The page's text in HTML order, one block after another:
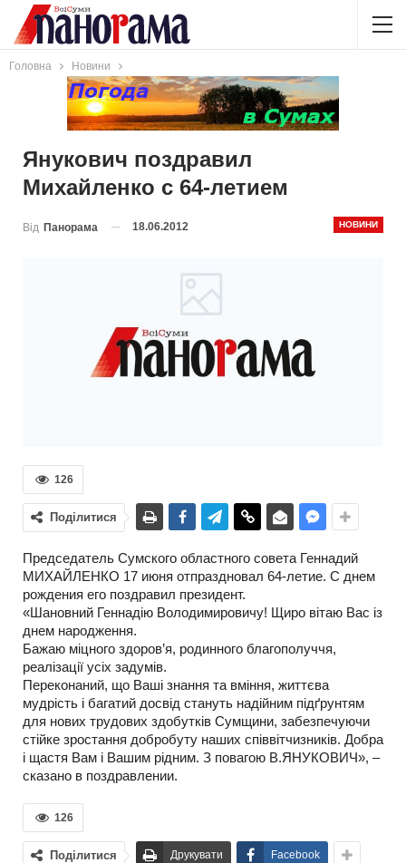
Головна Новини
Янукович поздравил
Михайленко с 64-летием
НОВИНИ
Від Панорама 18.06.2012
126
Поділитися
Председатель Сумского областного совета Геннадий
МИХАЙЛЕНКО 17 июня отпраздновал 64-летие. С днем
рождения его поздравил президент.
«Шановний Геннадію Володимировичу! Щиро вітаю Вас із
днем народження.
Бажаю міцного здоров’я, родинного благополуччя,
реалізації усіх задумів.
Переконаний, що Ваші знання та вміння, життєва
мудрість і багатий досвід стануть надійним підґрунтям
для нових трудових здобутків Сумщини, забезпечуючи
стійке зростання добробуту наших співвітчизників. Добра
і щастя Вам і Вашим рідним. З повагою В.ЯНУКОВИЧ», –
сказано в поздравлении.
126
Поділитися Друкувати Facebook